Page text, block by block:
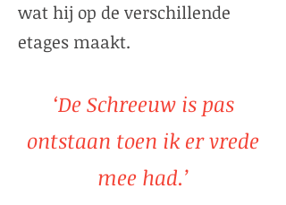
wat hij op de verschillende
etages maakt.
‘De Schreeuw is pas
ontstaan toen ik er vrede
mee had.’